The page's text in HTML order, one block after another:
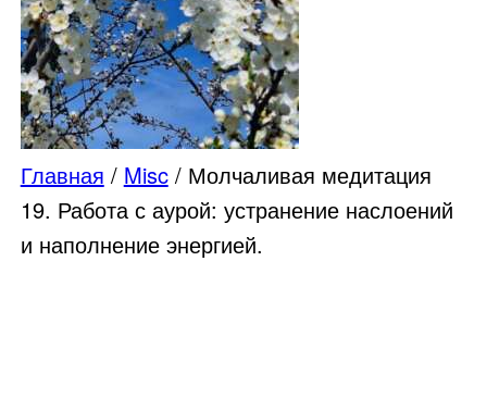
Главная / Misc/ Молчаливая медитация
19. Работа с аурой: устранение наслоений
и наполнение энергией.